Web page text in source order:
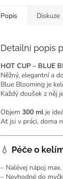
Popis Diskuze
Detailní popis
HOT CUP – BLUE
Něžný, elegantní a
Blue Blooming je
Každý doušek z něj
Objem 300 mlje
Ať jsi v práci, doma
💧 Péče o
– Nalévej nápoj
– Nevhodné do